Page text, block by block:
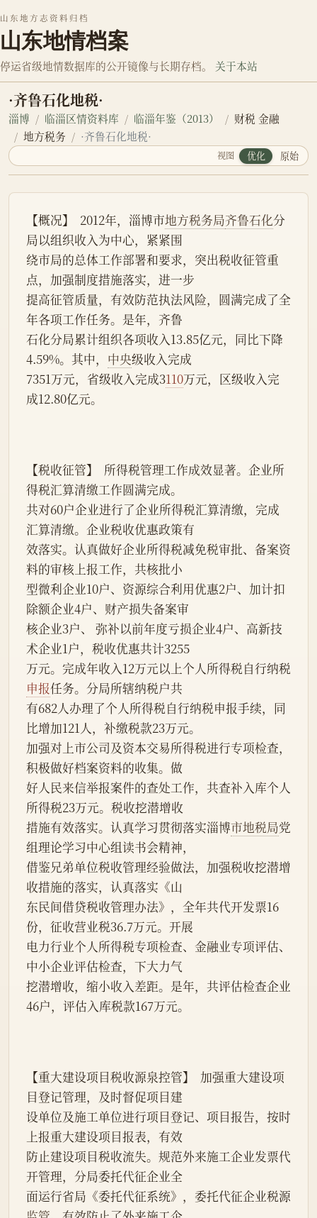
山东地方志资料归档
山东地情档案
停运省级地情数据库的公开镜像与长期存档。 关于本站
·齐鲁石化地税·
淄博 临淄区情资料库 临淄年鉴（2013）
财税 金融
地方税务
·齐鲁石化地税·
视图 优化 原始
【概况】  2012年，淄博市地方税务局齐鲁石化分
局以组织收入为中心，紧紧围
绕市局的总体工作部署和要求，突出税收征管重
点，加强制度措施落实，进一步
提高征管质量，有效防范执法风险，圆满完成了全
年各项工作任务。是年，齐鲁
石化分局累计组织各项收入13.85亿元，同比下降
4.59%。其中， 中央级收入完成
7351万元，省级收入完成3110万元，区级收入完
成12.80亿元。
【税收征管】  所得税管理工作成效显著。企业所
得税汇算清缴工作圆满完成。
共对60户企业进行了企业所得税汇算清缴，完成
汇算清缴。企业税收优惠政策有
效落实。认真做好企业所得税减免税审批、备案资
料的审核上报工作，共核批小
型微利企业10户、资源综合利用优惠2户、加计扣
除额企业4户、财产损失备案审
核企业3户、 弥补以前年度亏损企业4户、高新技
术企业1户，税收优惠共计3255
万元。完成年收入12万元以上个人所得税自行纳税
申报任务。分局所辖纳税户共
有682人办理了个人所得税自行纳税申报手续，同
比增加121人，补缴税款23万元。
加强对上市公司及资本交易所得税进行专项检查，
积极做好档案资料的收集。做
好人民来信举报案件的查处工作，共查补入库个人
所得税23万元。税收挖潜增收
措施有效落实。认真学习贯彻落实淄博市地税局党
组理论学习中心组读书会精神，
借鉴兄弟单位税收管理经验做法，加强税收挖潜增
收措施的落实，认真落实《山
东民间借贷税收管理办法》，全年共代开发票16
份，征收营业税36.7万元。开展
电力行业个人所得税专项检查、金融业专项评估、
中小企业评估检查，下大力气
挖潜增收，缩小收入差距。是年，共评估检查企业
46户，评估入库税款167万元。
【重大建设项目税收源泉控管】  加强重大建设项
目登记管理，及时督促项目建
设单位及施工单位进行项目登记、项目报告，按时
上报重大建设项目报表，有效
防止建设项目税收流失。规范外来施工企业发票代
开管理，分局委托代征企业全
面运行省局《委托代征系统》，委托代征企业税源